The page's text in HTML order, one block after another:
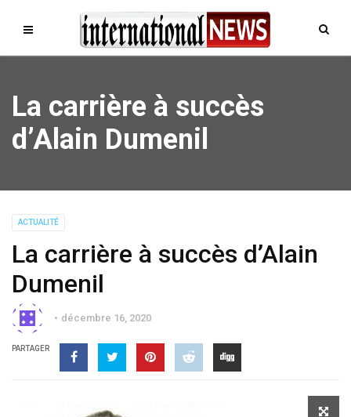
La carrière à succès
d’Alain Dumenil
ACTUALITÉ
La carrière à succès d’Alain
Dumenil
décembre 16, 2020
PARTAGER